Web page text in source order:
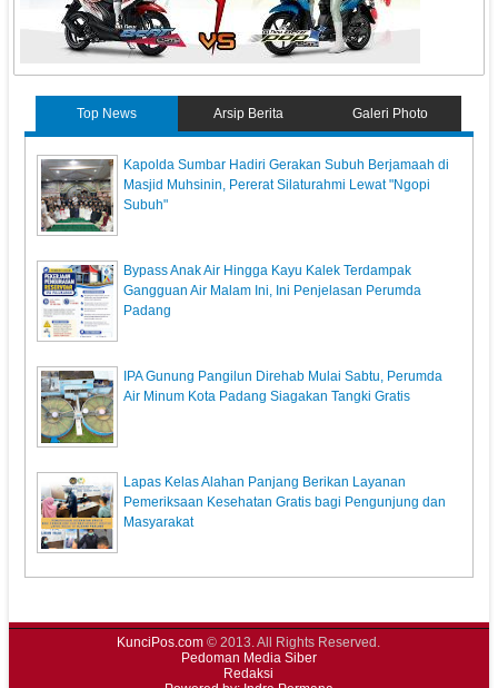
Top News Arsip Berita Galeri Photo
Kapolda Sumbar Hadiri Gerakan Subuh Berjamaah di
Masjid Muhsinin, Pererat Silaturahmi Lewat "Ngopi
Subuh"
Bypass Anak Air Hingga Kayu Kalek Terdampak
Gangguan Air Malam Ini, Ini Penjelasan Perumda
Padang
IPA Gunung Pangilun Direhab Mulai Sabtu, Perumda
Air Minum Kota Padang Siagakan Tangki Gratis
Lapas Kelas Alahan Panjang Berikan Layanan
Pemeriksaan Kesehatan Gratis bagi Pengunjung dan
Masyarakat
KunciPos.com © 2013. All Rights Reserved.
Pedoman Media Siber
Redaksi